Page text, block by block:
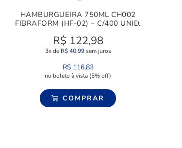
HAMBURGUEIRA 750ML CH002
FIBRAFORM (HF-02) – C/400 UNID.
R$ 122,98
3x de R$40,99sem juros
R$116,83
no boleto à vista (5% off)
COMPRAR